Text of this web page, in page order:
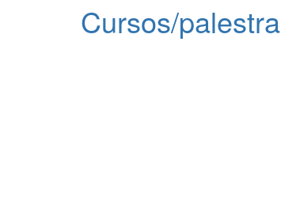
Cursos/